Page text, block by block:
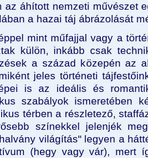
az áhított nemzeti művészet
a hazai táj ábrázolását
mint műfajjal vagy a
külön, inkább csak
a század közepén az
jeles történeti
is az ideális és
szabályok ismeretében
térben a részletező,
színekkel jelenjék
világítás" legyen a
(hegy vagy vár), mert